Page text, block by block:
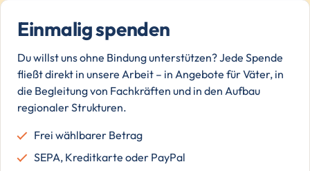
Einmalig spenden
Du willst uns ohne Bindung unterstützen? Jede Spende
fließt direkt in unsere Arbeit – in Angebote für Väter, in
die Begleitung von Fachkräften und in den Aufbau
regionaler Strukturen.
Frei wählbarer Betrag
SEPA, Kreditkarte oder PayPal